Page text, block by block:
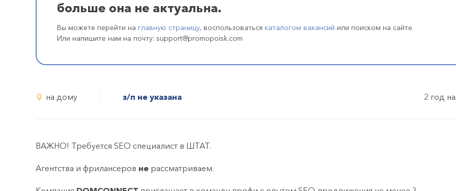
больше она не актуальна.
Вы можете перейти на главную страницу, воспользоваться каталогом вакансий или поиском на сайте.
Или напишите нам на почту: support@promopoisk.com
на дому з/п не указана 2 год
ВАЖНО! Требуется SEO специалист в ШТАТ.
Агентства и фрилансеров не рассматриваем.